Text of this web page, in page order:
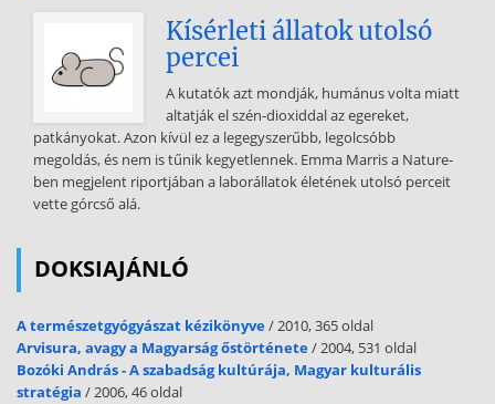
Kísérleti állatok utolsó
percei
A kutatók azt mondják, humánus volta miatt
altatják el szén-dioxiddal az egereket,
patkányokat. Azon kívül ez a legegyszerűbb, legolcsóbb
megoldás, és nem is tűnik kegyetlennek. Emma Marris a Nature-
ben megjelent riportjában a laborállatok életének utolsó perceit
vette górcső alá.
DOKSIAJÁNLÓ
A természetgyógyászat kézikönyve/ 2010, 365 oldal
Arvisura, avagy a Magyarság őstörténete/ 2004, 531 oldal
Bozóki András - A szabadság kultúrája, Magyar kulturális
stratégia / 2006, 46 oldal